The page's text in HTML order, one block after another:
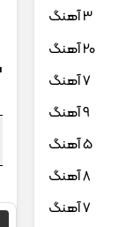
3 آهنگ
20 آهنگ
7 آهنگ
9 آهنگ
5 آهنگ
8 آهنگ
7 آهنگ